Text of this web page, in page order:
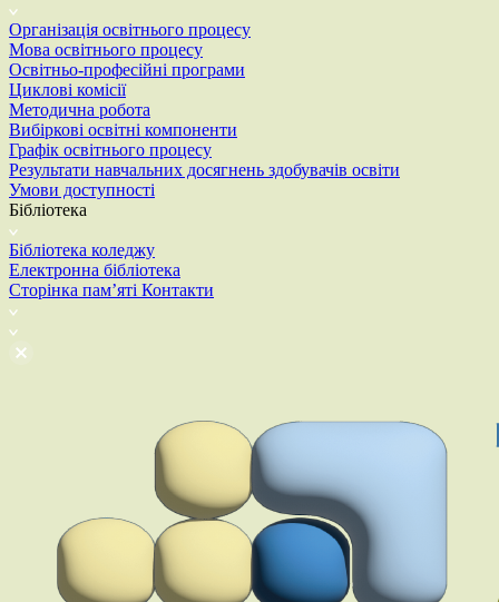
Організація освітнього процесу
Мова освітнього процесу
Освітньо-професійні програми
Циклові комісії
Методична робота
Вибіркові освітні компоненти
Графік освітнього процесу
Результати навчальних досягнень здобувачів освіти
Умови доступності
Бібліотека
Бібліотека коледжу
Електронна бібліотека
Сторінка пам’яті Контакти